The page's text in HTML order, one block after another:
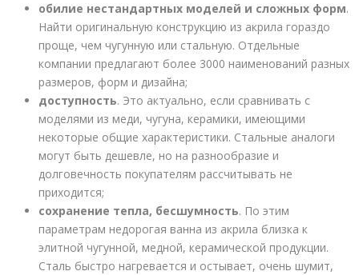
обилие нестандартных моделей и сложных форм.
Найти оригинальную конструкцию из акрила гораздо
проще, чем чугунную или стальную. Отдельные
компании предлагают более 3000 наименований разных
размеров, форм и дизайна;
доступность. Это актуально, если сравнивать с
моделями из меди, чугуна, керамики, имеющими
некоторые общие характеристики. Стальные аналоги
могут быть дешевле, но на разнообразие и
долговечность покупателям рассчитывать не
приходится;
сохранение тепла, бесшумность. По этим
параметрам недорогая ванна из акрила близка к
элитной чугунной, медной, керамической продукции.
Сталь быстро нагревается и остывает, очень шумит,